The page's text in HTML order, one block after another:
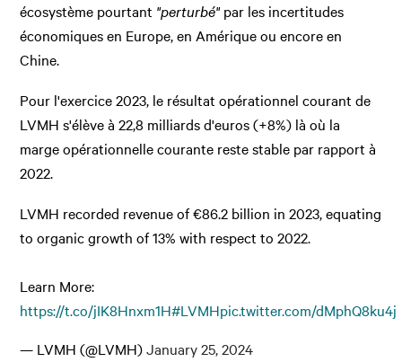
écosystème pourtant "perturbé"par les incertitudes
économiques en Europe, en Amérique ou encore en
Chine.
Pour l'exercice 2023, le résultat opérationnel courant de
LVMH s'élève à 22,8 milliards d'euros (+8%) là où la
marge opérationnelle courante reste stable par rapport à
2022.
LVMH recorded revenue of €86.2 billion in 2023, equating
to organic growth of 13% with respect to 2022.
Learn More:
https://t.co/jIK8Hnxm1H#LVMHpic.twitter.com/dMphQ8ku4j
— LVMH (@LVMH)January 25, 2024